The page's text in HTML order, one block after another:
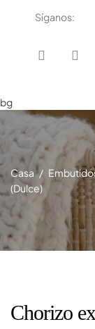
Síganos:
bg
Casa
(Dulce)
Chorizo